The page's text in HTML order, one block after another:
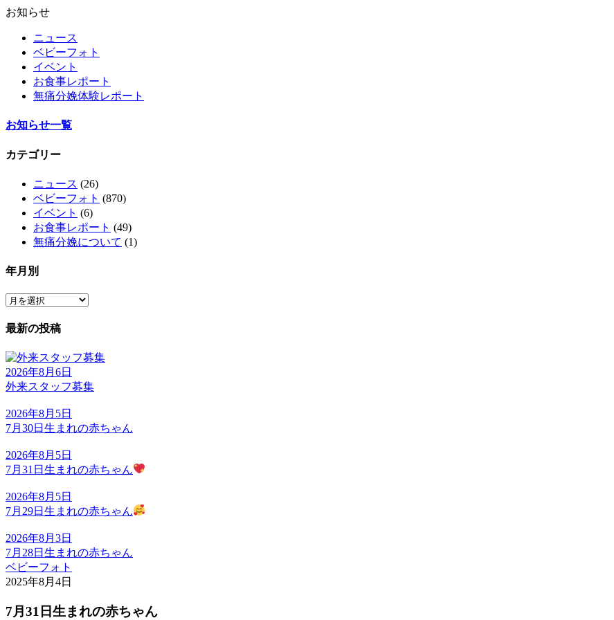
お知らせ
ニュース
ベビーフォト
イベント
お食事レポート
無痛分娩体験レポート
お知らせ一覧
カテゴリー
ニュース (26)
ベビーフォト (870)
イベント (6)
お食事レポート (49)
無痛分娩について (1)
年月別
最新の投稿
2026年8月6日
外来スタッフ募集
2026年8月5日
7月30日生まれの赤ちゃん
2026年8月5日
7月31日生まれの赤ちゃん
2026年8月5日
7月29日生まれの赤ちゃん
2026年8月3日
7月28日生まれの赤ちゃん
ベビーフォト
2025年8月4日
7月31日生まれの赤ちゃん